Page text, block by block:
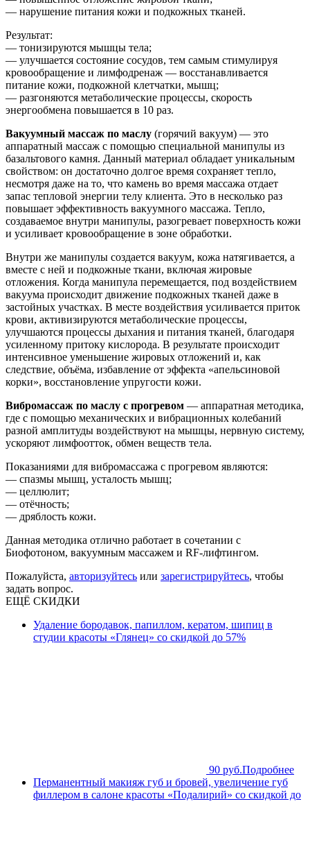
— нарушение питания кожи и подкожных тканей.
Результат:
— тонизируются мышцы тела;
— улучшается состояние сосудов, тем самым стимулируя
кровообращение и лимфодренаж — восстанавливается
питание кожи, подкожной клетчатки, мышц;
— разгоняются метаболические процессы, скорость
энергообмена повышается в 10 раз.
Вакуумный массаж по маслу (горячий вакуум) — это
аппаратный массаж с помощью специальной манипулы из
базальтового камня. Данный материал обладает уникальным
свойством: он достаточно долгое время сохраняет тепло,
несмотря даже на то, что камень во время массажа отдает
запас тепловой энергии телу клиента. Это в несколько раз
повышает эффективность вакуумного массажа. Тепло,
создаваемое внутри манипулы, разогревает поверхность кожи
и усиливает кровообращение в зоне обработки.
Внутри же манипулы создается вакуум, кожа натягивается, а
вместе с ней и подкожные ткани, включая жировые
отложения. Когда манипула перемещается, под воздействием
вакуума происходит движение подкожных тканей даже в
застойных участках. В месте воздействия усиливается приток
крови, активизируются метаболические процессы,
улучшаются процессы дыхания и питания тканей, благодаря
усиленному притоку кислорода. В результате происходит
интенсивное уменьшение жировых отложений и, как
следствие, объёма, избавление от эффекта «апельсиновой
корки», восстановление упругости кожи.
Вибромассаж по маслу с прогревом — аппаратная методика,
где с помощью механических и вибрационных колебаний
разной амплитуды воздействуют на мышцы, нервную систему,
ускоряют лимфоотток, обмен веществ тела.
Показаниями для вибромассажа с прогревом являются:
— спазмы мышц, усталость мышц;
— целлюлит;
— отёчность;
— дряблость кожи.
Данная методика отлично работает в сочетании с
Биофотоном, вакуумным массажем и RF-лифтингом.
Пожалуйста, авторизуйтесь или зарегистрируйтесь, чтобы
задать вопрос.
ЕЩЁ СКИДКИ
Удаление бородавок, папиллом, кератом, шипиц в
студии красоты «Глянец» со скидкой до 57%
90 руб.Подробнее
Перманентный макияж губ и бровей, увеличение губ
филлером в салоне красоты «Подалирий» со скидкой до